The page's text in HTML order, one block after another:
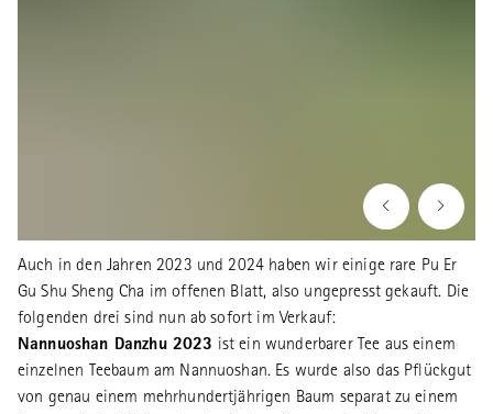
Auch in den Jahren 2023 und 2024 haben wir einige rare Pu Er
Gu Shu Sheng Cha im offenen Blatt, also ungepresst gekauft. Die
folgenden drei sind nun ab sofort im Verkauf:
Nannuoshan Danzhu 2023 ist ein wunderbarer Tee aus einem
einzelnen Teebaum am Nannuoshan. Es wurde also das Pflückgut
von genau einem mehrhundertjährigen Baum separat zu einem